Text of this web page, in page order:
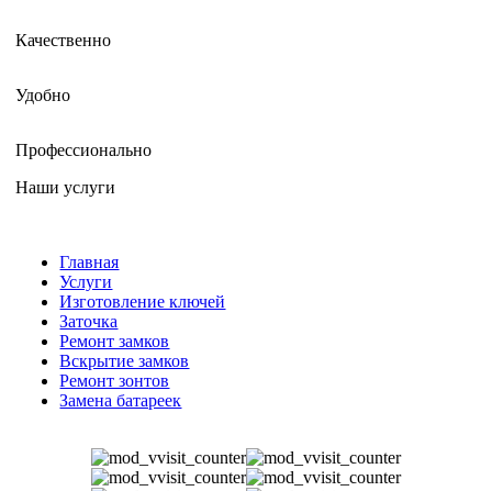
Качественно
Удобно
Профессионально
Наши услуги
Главная
Услуги
Изготовление ключей
Заточка
Ремонт замков
Вскрытие замков
Ремонт зонтов
Замена батареек